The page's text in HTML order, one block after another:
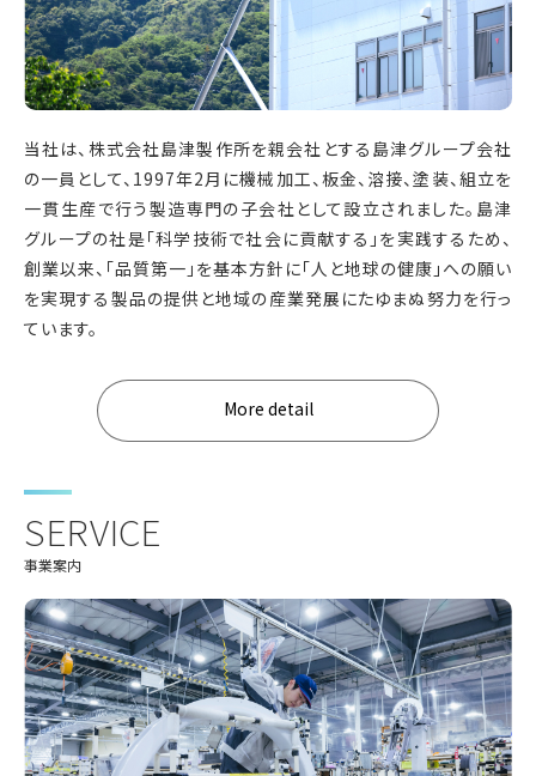
当社は、株式会社島津製作所を親会社とする島津グループ会社
の一員として、1997年2月に機械加工、板金、溶接、塗装、組立を
一貫生産で行う製造専門の子会社として設立されました。 島津
グループの社是「科学技術で社会に貢献する」を実践するため、
創業以来、「品質第一」を基本方針に「人と地球の健康」への願い
を実現する製品の提供と地域の産業発展にたゆまぬ努力を行っ
ています。
More detail
SERVICE
事業案内